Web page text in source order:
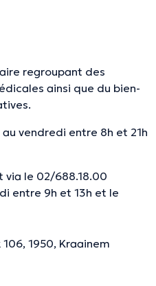
regroupant des
ainsi que du bien-
vendredi entre 8h et 21h
via le 02/688.18.00
entre 9h et 13h et le
1950, Kraainem